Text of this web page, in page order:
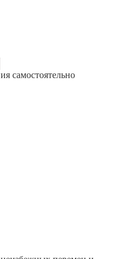
самостоятельно